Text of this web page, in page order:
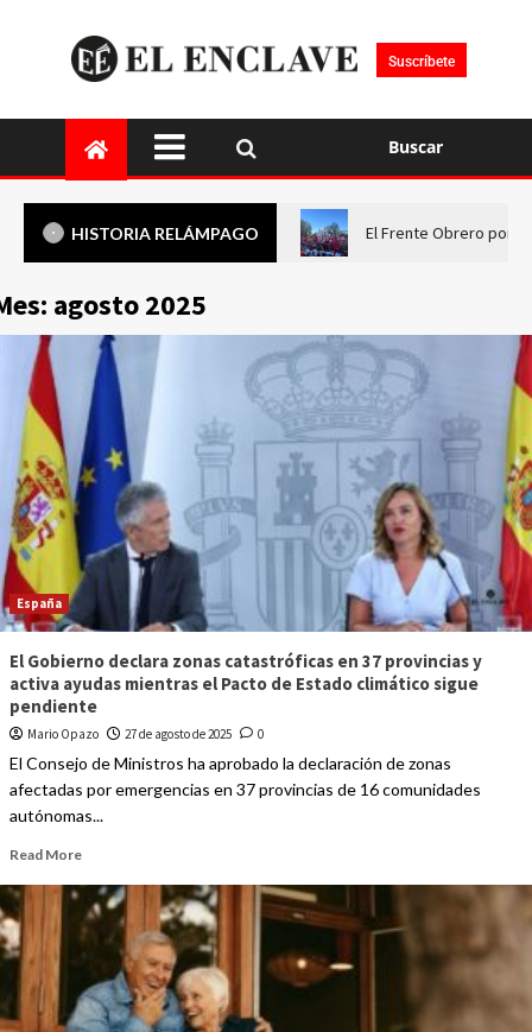
Suscríbete
Buscar
HISTORIA RELÁMPAGO El Frente Obrero pone
agosto 2025
España
El Gobierno declara zonas catastróficas en 37 provincias y
activa ayudas mientras el Pacto de Estado climático sigue
pendiente
Mario Opazo 27 de agosto de 2025 0
El Consejo de Ministros ha aprobado la declaración de zonas
afectadas por emergencias en 37 provincias de 16 comunidades
autónomas...
Read More